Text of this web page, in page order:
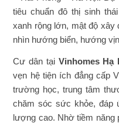
tiêu chuẩn đô thị sinh
xanh rộng lớn, mật độ xây
nhìn hướng biển, hướng
Cư dân tại Vinhomes Hạ
vẹn hệ tiện ích đẳng cấp
trường học, trung tâm
chăm sóc sức khỏe, đáp
lượng cao. Nhờ tiềm năng